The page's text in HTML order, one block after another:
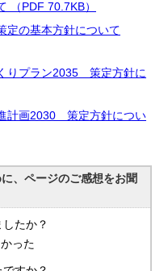
（PDF 70.7KB）
定の基本方針について
りプラン2035 策定方針に
計画2030 策定方針につい
、ページのご感想をお聞
たか？
った